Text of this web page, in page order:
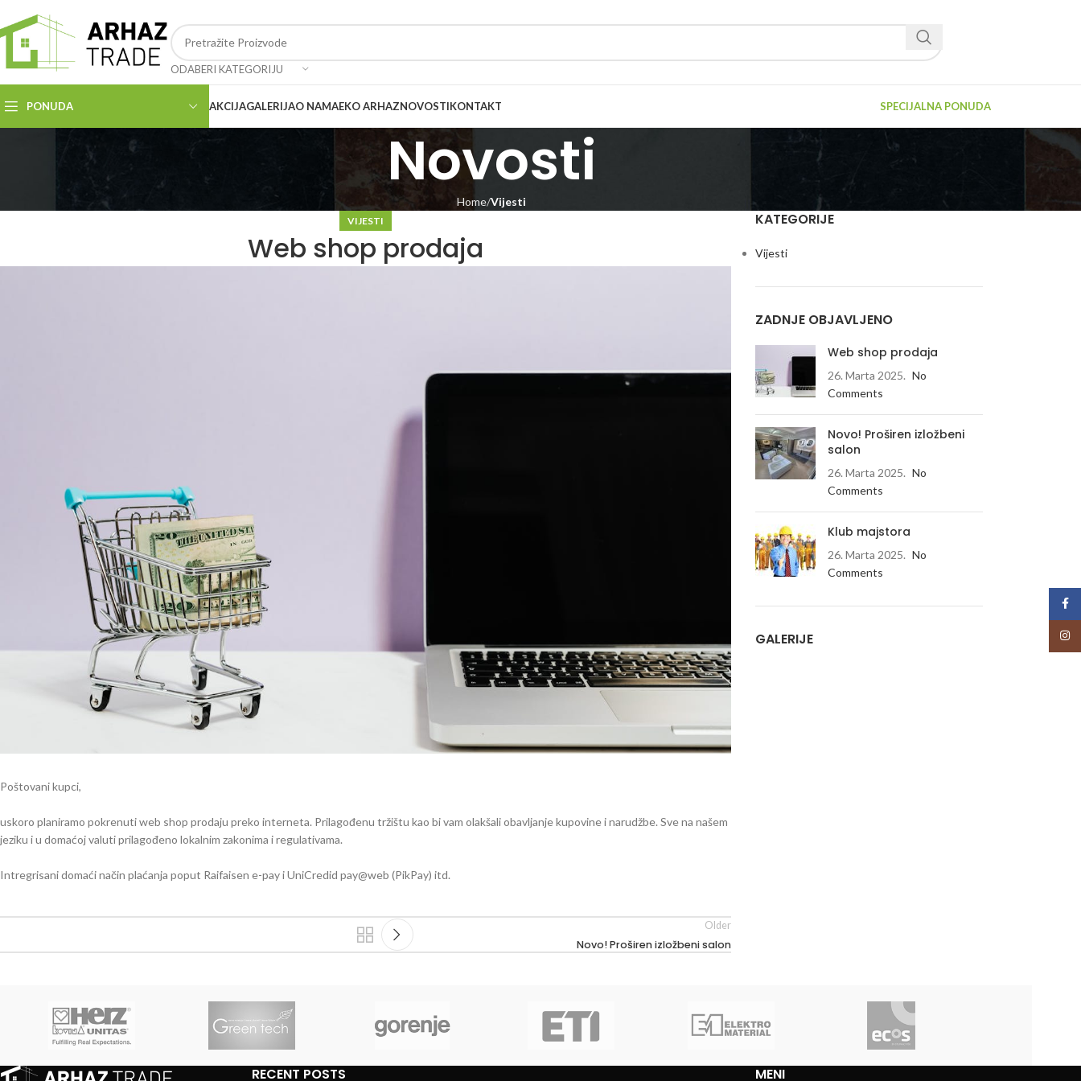
ODABERI KATEGORIJU
PONUDA AKCIJAGALERIJAO NAMAEKO ARHAZNOVOSTIKONTAKT SPECIJALNA PONUDA
Novosti
Home Vijesti
VIJESTI
Web shop prodaja
Poštovani kupci,
uskoro planiramo pokrenuti web shop prodaju preko interneta. Prilagođenu tržištu kao bi vam olakšali obavljanje kupovine i narudžbe. Sve na našem
jeziku i u domaćoj valuti prilagođeno lokalnim zakonima i regulativama.
Intregrisani domaći način plaćanja poput Raifaisen e-pay i UniCredid pay@web (PikPay) itd.
Older
Novo! Proširen izložbeni salon
KATEGORIJE
Vijesti
ZADNJE OBJAVLJENO
Web shop prodaja
26. Marta 2025. No
Comments
Novo! Proširen izložbeni
salon
26. Marta 2025. No
Comments
Klub majstora
26. Marta 2025. No
Comments
GALERIJE
RECENT POSTS MENI